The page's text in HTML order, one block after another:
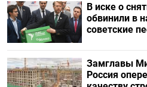
В иске о
обвинили в
советские
Замглавы
Россия